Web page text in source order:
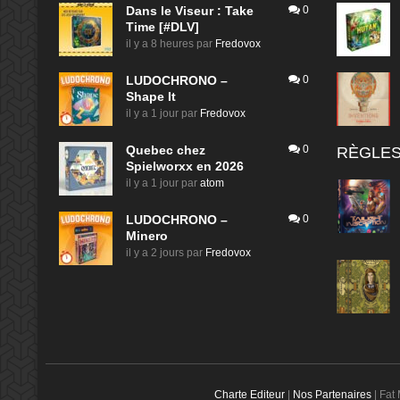
Dans le Viseur : Take
Time [#DLV]
il y a 8 heures par Fredovox
0
LUDOCHRONO –
Shape It
il y a 1 jour par Fredovox
0
Quebec chez
Spielworxx en 2026
il y a 1 jour par atom
0
LUDOCHRONO –
Minero
il y a 2 jours par Fredovox
0
Charte Editeur| Nos Partenaires| Fat